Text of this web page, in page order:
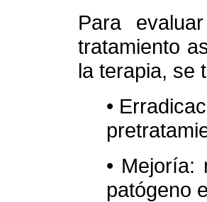
Para
tratamiento
la terapia, se
•
• Mejoría:
patógeno